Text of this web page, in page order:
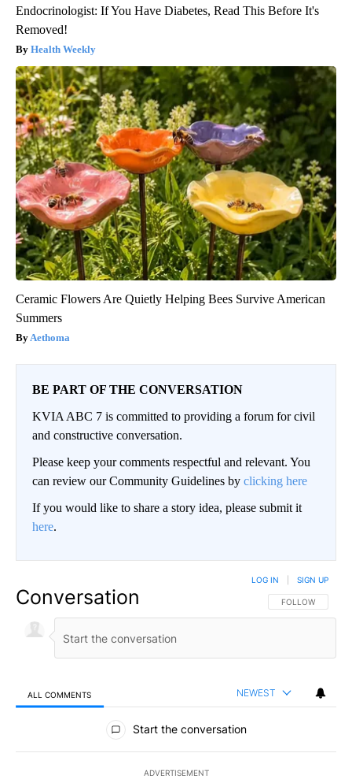
Endocrinologist: If You Have Diabetes, Read This Before It's
Removed!
Health Weekly
Ceramic Flowers Are Quietly Helping Bees Survive American
Summers
Aethoma
BE PART OF THE CONVERSATION
KVIA ABC 7 is committed to providing a forum for civil
and constructive conversation.
Please keep your comments respectful and relevant. You
can review our Community Guidelines by clicking here
If you would like to share a story idea, please submit it
here.
Conversation FOLLOW THIS
FOLLOW
LOG IN SIGN UP
ALL COMMENTS NEWEST
All Comments
Start the conversation
ADVERTISEMENT